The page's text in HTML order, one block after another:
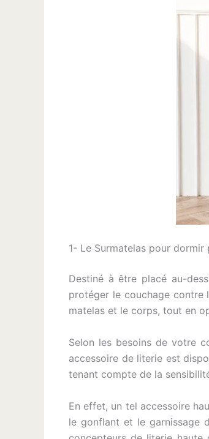
1- Le Surmatelas pour
Destiné à être placé au-
protéger le couchage contre
matelas et le corps, tout en
Selon les besoins de votre
accessoire de literie est
tenant compte de la
En effet, un tel accessoire
le gonflant et le garnissage